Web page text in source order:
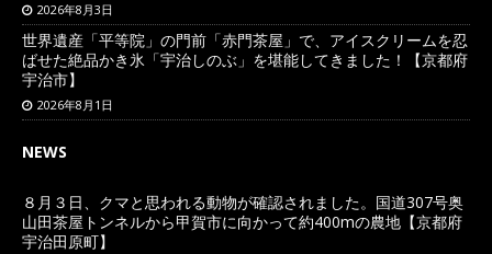
2026年8月3日
世界遺産「平等院」の門前「赤門茶屋」で、アイスクリームを忍
ばせた絶品かき氷「宇治しのぶ」を堪能してきました！【京都府
宇治市】
2026年8月1日
NEWS
８月３日、クマと思われる動物が確認されました。国道307号奥
山田茶屋トンネルから甲賀市に向かって約400mの農地【京都府
宇治田原町】